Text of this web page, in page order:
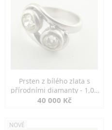
Prsten z bílého zlata s
přírodními diamanty - 1,00
ct
40 000 Kč
NOVÉ